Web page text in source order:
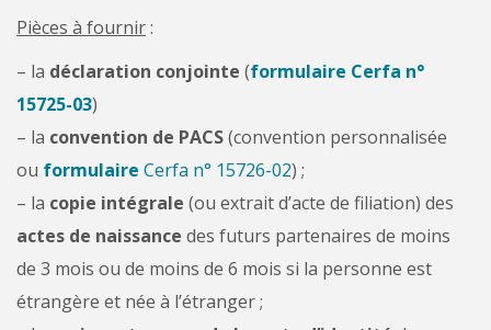
Pièces à fournir:
– la déclaration conjointe (formulaire Cerfa n°
15725-03)
– la convention de PACS(convention personnalisée
ou formulaire Cerfa n° 15726-02) ;
– la copie intégrale (ou extrait d’acte de filiation) des
actes de naissance des futurs partenaires de moins
de 3 mois ou de moins de 6 mois si la personne est
étrangère et née à l’étranger ;